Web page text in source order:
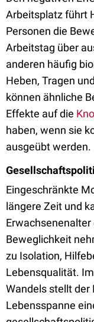
Arbeitsplatz führt
Personen die
Arbeitstag über
anderen häufig
Heben, Tragen
können ähnliche
Effekte auf die
haben, wenn sie
ausgeübt werden.
Eingeschränkte
längere Zeit und
Erwachsenenalter
Beweglichkeit
zu Isolation,
Lebensqualität.
Wandels stellt der
Lebensspanne